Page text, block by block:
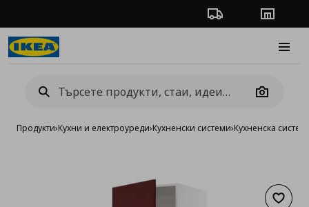
Проследяване на
Camera
Продукти›Кухни и електроуреди›Кухненски системи›Кухненска